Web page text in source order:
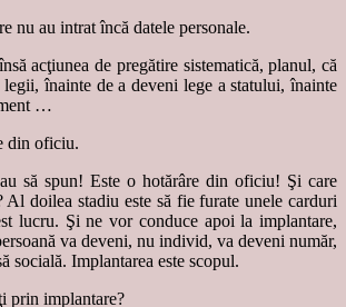
nu au intrat încă datele personale.
acţiunea de pregătire sistematică, planul, că
înainte de a deveni lege a statului, înainte
…
din oficiu.
să spun! Este o hotărâre din oficiu! Şi care
Al doilea stadiu este să fie furate unele carduri
lucru. Şi ne vor conduce apoi la implantare,
va deveni, nu individ, va deveni număr,
socială. Implantarea este scopul.
prin implantare?